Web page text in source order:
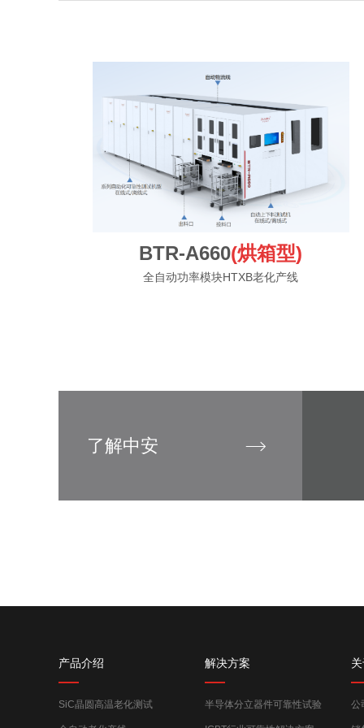
BTR-A660(烘箱型)
全自动功率模块HTXB老化产线
了解中安
产品介绍
SiC晶圆高温老化测试
解决方案
半导体分立器件可靠性试验 公